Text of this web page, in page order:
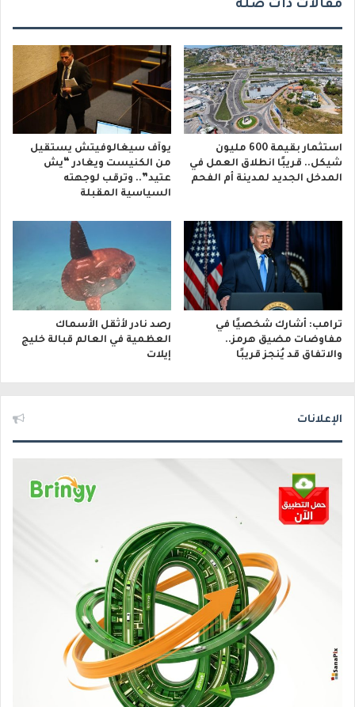
مقالات ذات صلة
استثمار بقيمة 600 مليون
شيكل.. قريبًا انطلاق العمل في
المدخل الجديد لمدينة أم الفحم
يوآف سيغالوفيتش يستقيل
من الكنيست ويغادر “يش
عتيد”.. وترقب لوجهته
السياسية المقبلة
ترامب: أشارك شخصيًا في
مفاوضات مضيق هرمز..
والاتفاق قد يُنجز قريبًا
رصد نادر لأثقل الأسماك
العظمية في العالم قبالة خليج
إيلات
الإعلانات